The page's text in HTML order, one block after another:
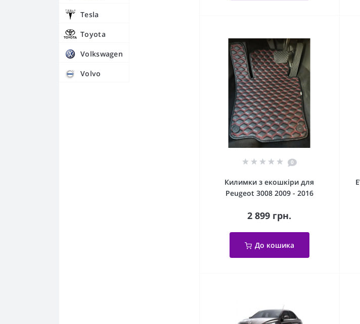
Tesla
Toyota
Volkswagen
Volvo
0
Килимки з екошкіри для
Peugeot 3008 2009 - 2016
2 899 грн.
До кошика